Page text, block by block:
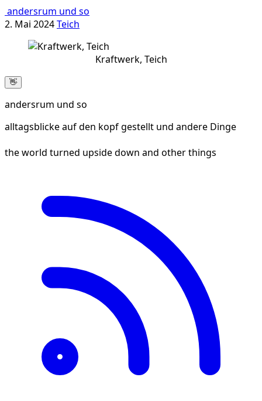
andersrum und so
2. Mai 2024Teich
Kraftwerk, Teich
👋
andersrum und so
alltagsblicke auf den kopf gestellt und andere Dinge
the world turned upside down and other things